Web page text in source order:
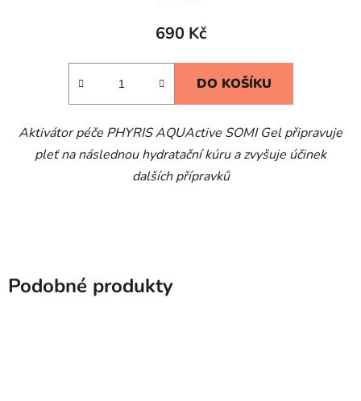
690 Kč
DO KOŠÍKU
Aktivátor péče PHYRIS AQUActive SOMI Gel připravuje
pleť na následnou hydratační kúru a zvyšuje účinek
dalších přípravků
Podobné produkty